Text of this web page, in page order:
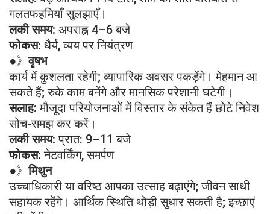
गलतफहमियाँ सुलझाएँ।
लकी समय: अपराह्न 4–6 बजे
फोकस: धैर्य, व्यय पर नियंत्रण
●》वृषभ
कार्य में कुशलता रहेगी; व्यापारिक अवसर पकड़ेंगे। मेहमान आ
सकते हैं; रुके काम बनेंगे और मानसिक परेशानी घटेगी।
सलाह: मौजूदा परियोजनाओं में विस्तार के संकेत हैं छोटे निवेश
सोच-समझ कर करें।
लकी समय: प्रात: 9–11 बजे
फोकस: नेटवर्किंग, समर्पण
●》मिथुन
उच्चाधिकारी या वरिष्ठ आपका उत्साह बढ़ाएंगे; जीवन साथी
सहायक रहेंगे। आर्थिक स्थिति थोड़ी सुधार सकती है; इच्छाएं